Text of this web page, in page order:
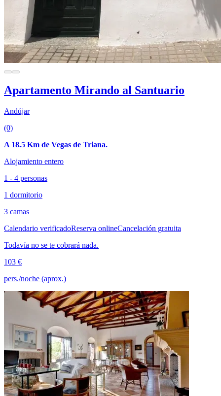
Apartamento Mirando al Santuario
Andújar
(0)
A 18.5 Km de Vegas de Triana.
Alojamiento entero
1 - 4 personas
1 dormitorio
3 camas
Calendario verificadoReserva onlineCancelación gratuita
Todavía no se te cobrará nada.
103 €
pers./noche (aprox.)